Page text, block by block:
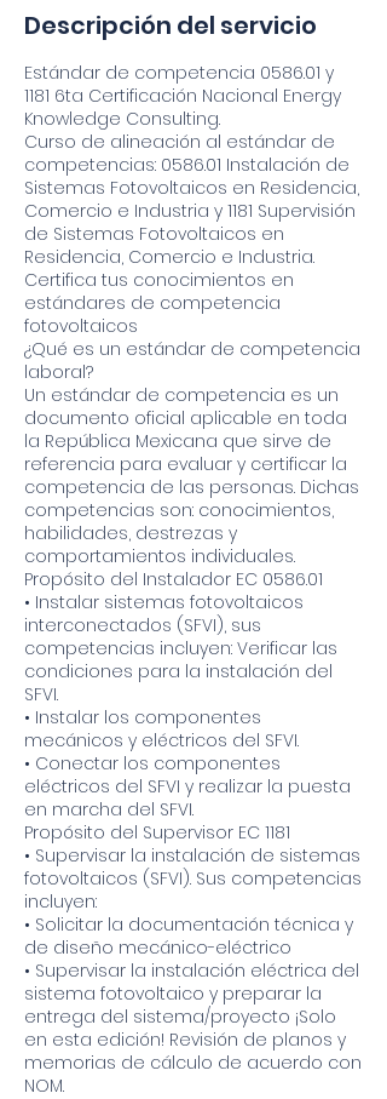
z
a
o
Descripción del servicio
Estándar de competencia 0586.01 y
1181 6ta Certificación Nacional Energy
Knowledge Consulting.
Curso de alineación al estándar de
competencias: 0586.01 Instalación de
Sistemas Fotovoltaicos en Residencia,
Comercio e Industria y 1181 Supervisión
de Sistemas Fotovoltaicos en
Residencia, Comercio e Industria.
Certifica tus conocimientos en
estándares de competencia
fotovoltaicos
¿Qué es un estándar de competencia
laboral?
Un estándar de competencia es un
documento oficial aplicable en toda
la República Mexicana que sirve de
referencia para evaluar y certificar la
competencia de las personas. Dichas
competencias son: conocimientos,
habilidades, destrezas y
comportamientos individuales.
Propósito del Instalador EC 0586.01
• Instalar sistemas fotovoltaicos
interconectados (SFVI), sus
competencias incluyen: Verificar las
condiciones para la instalación del
SFVI.
• Instalar los componentes
mecánicos y eléctricos del SFVI.
• Conectar los componentes
eléctricos del SFVI y realizar la puesta
en marcha del SFVI.
Propósito del Supervisor EC 1181
• Supervisar la instalación de sistemas
fotovoltaicos (SFVI). Sus competencias
incluyen:
• Solicitar la documentación técnica y
de diseño mecánico-eléctrico
• Supervisar la instalación eléctrica del
sistema fotovoltaico y preparar la
entrega del sistema/proyecto ¡Solo
en esta edición! Revisión de planos y
memorias de cálculo de acuerdo con
NOM.